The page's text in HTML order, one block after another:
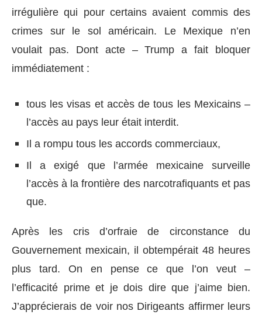
irrégulière qui pour certains avaient commis des
crimes sur le sol américain. Le Mexique n’en
voulait pas. Dont acte – Trump a fait bloquer
immédiatement :
tous les visas et accès de tous les Mexicains –
l’accès au pays leur était interdit.
Il a rompu tous les accords commerciaux,
Il a exigé que l’armée mexicaine surveille
l’accès à la frontière des narcotrafiquants et pas
que.
Après les cris d’orfraie de circonstance du
Gouvernement mexicain, il obtempérait 48 heures
plus tard. On en pense ce que l’on veut –
l’efficacité prime et je dois dire que j’aime bien.
J’apprécierais de voir nos Dirigeants affirmer leurs